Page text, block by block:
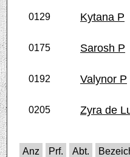
0129 Kytana P
0175 Sarosh P
0192 Valynor P
0205 Zyra de
Anz Prf. Abt.